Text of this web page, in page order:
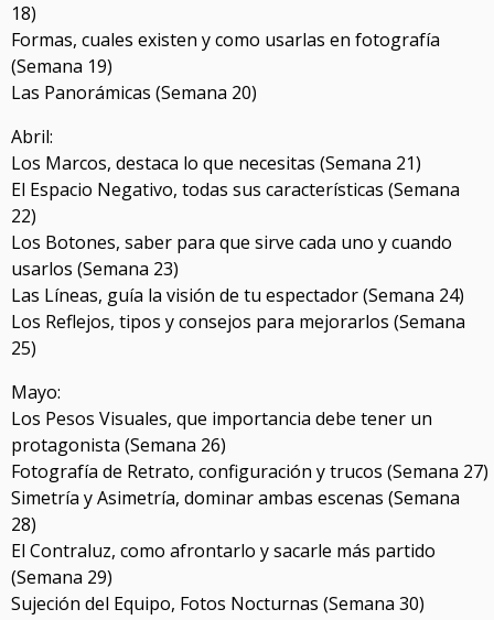
18)
Formas, cuales existen y como usarlas en fotografía
(Semana 19)
Las Panorámicas (Semana 20)
Abril:
Los Marcos, destaca lo que necesitas (Semana 21)
El Espacio Negativo, todas sus características (Semana
22)
Los Botones, saber para que sirve cada uno y cuando
usarlos (Semana 23)
Las Líneas, guía la visión de tu espectador (Semana 24)
Los Reflejos, tipos y consejos para mejorarlos (Semana
25)
Mayo:
Los Pesos Visuales, que importancia debe tener un
protagonista (Semana 26)
Fotografía de Retrato, configuración y trucos (Semana 27)
Simetría y Asimetría, dominar ambas escenas (Semana
28)
El Contraluz, como afrontarlo y sacarle más partido
(Semana 29)
Sujeción del Equipo, Fotos Nocturnas (Semana 30)